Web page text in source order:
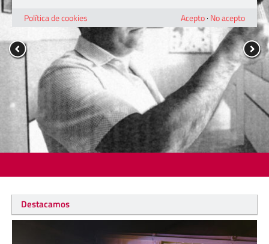
Destacamos
Política de cookies
Acepto· No acepto